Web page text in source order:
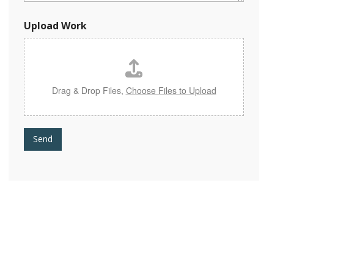
Upload Work
Drag & Drop Files, Choose Files to Upload
Send